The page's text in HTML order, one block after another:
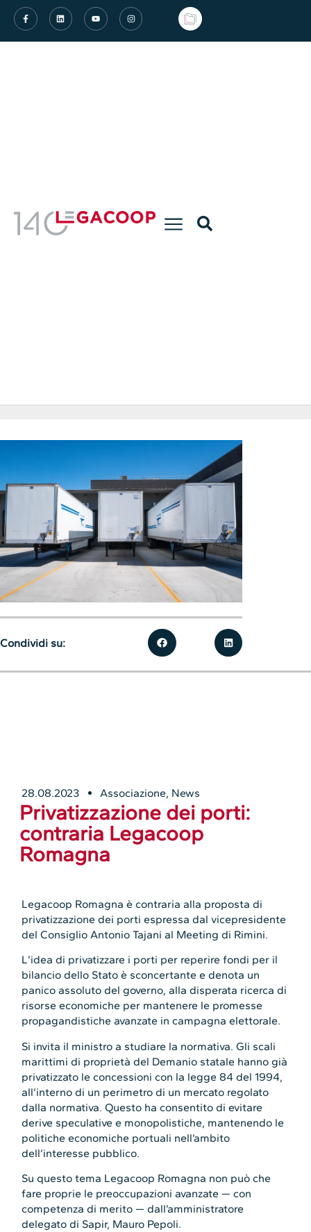
28.08.2023 Associazione, News
Privatizzazione dei porti:
contraria Legacoop
Romagna
Legacoop Romagna è contraria alla proposta di
privatizzazione dei porti espressa dal vicepresidente
del Consiglio Antonio Tajani al Meeting di Rimini.
L’idea di privatizzare i porti per reperire fondi per il
bilancio dello Stato è sconcertante e denota un
panico assoluto del governo, alla disperata ricerca di
risorse economiche per mantenere le promesse
propagandistiche avanzate in campagna elettorale.
Si invita il ministro a studiare la normativa. Gli scali
marittimi di proprietà del Demanio statale hanno già
privatizzato le concessioni con la legge 84 del 1994,
all’interno di un perimetro di un mercato regolato
dalla normativa. Questo ha consentito di evitare
derive speculative e monopolistiche, mantenendo le
politiche economiche portuali nell’ambito
dell’interesse pubblico.
Su questo tema Legacoop Romagna non può che
fare proprie le preoccupazioni avanzate — con
competenza di merito — dall’amministratore
delegato di Sapir, Mauro Pepoli.
Condividi su: